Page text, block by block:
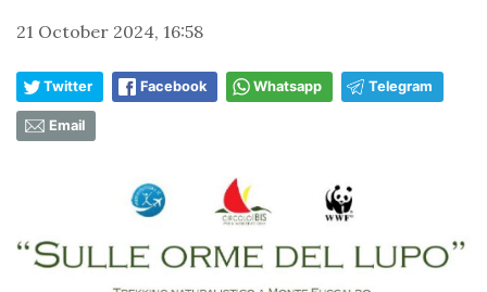
21 October 2024, 16:58
Twitter Facebook Whatsapp Telegram
Email